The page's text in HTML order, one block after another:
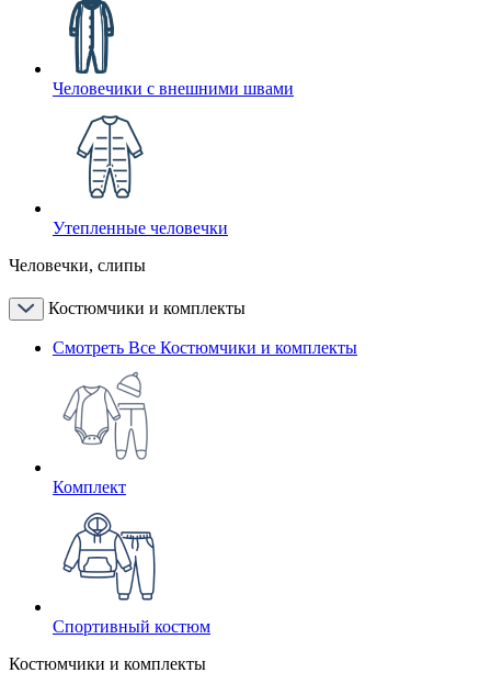
Человечики с внешними швами
Утепленные человечки
Человечки, слипы
Костюмчики и комплекты
Смотреть Все Костюмчики и комплекты
Комплект
Спортивный костюм
Костюмчики и комплекты